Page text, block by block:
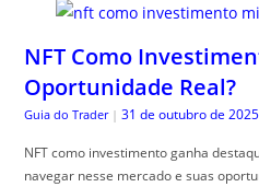
NFT Como
Oportunidade Real?
Guia do Trader | 31 de outubro de 2025
NFT como investimento ganha
navegar nesse mercado e suas